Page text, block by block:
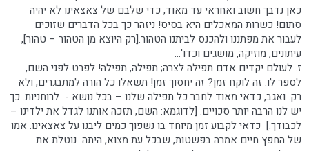
כאן נדבך חשוב ואחראי עד מאוד, כדי שלבם של צאצאינו לא יהיה
סתום! כשרות המאכלים היא בסיס! ניזהר כך בכל הדברים שזוכים
לעבור את מפתננו ולהכנס לביתנו הטהור.[רק היוצא מן הטהור – טהור],
עיתונים, מוזיקה, מושגים וכדו'...
ז. לעולם יקדים אדם תפילה לצרה; תפילה, תפילה! לפרט לפני השם,
לספר לו. זה לוקח זמן? זה יחסוך זמן! תשאלו כל הורה למתבגרים, ולא
רק. ואגב, כדאי מאוד לחבר כל תפילה שלנו – בכל נושא - לרוחניות. כך
יש לנו הרבה יותר סכויים. [לדוגמא: השם, תזכה אותנו לגדל את ילדינו –
לכבודך.] כדאי לקבוע זמן מיוחד בו נשפוך כמים ליבנו על צאצאינו. אמו
של החפץ חיים אמרה בפשטות, שבכל עת מצוא, היתה נוטלת את